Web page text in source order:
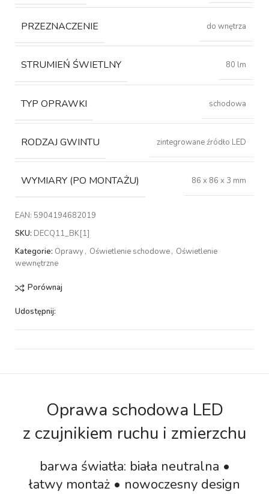
PRZEZNACZENIE do wnętrza
STRUMIEŃ ŚWIETLNY 80 lm
TYP OPRAWKI schodowa
RODZAJ GWINTU zintegrowane źródło LED
WYMIARY (PO MONTAŻU) 86 x 86 x 3 mm
EAN: 5904194682019
SKU: DECQ11_BK[1]
Kategorie: Oprawy, Oświetlenie schodowe, Oświetlenie
wewnętrzne
Porównaj
Udostępnij:
Oprawa schodowa LED
z czujnikiem ruchu i zmierzchu
barwa światła: biała neutralna •
łatwy montaż • nowoczesny design